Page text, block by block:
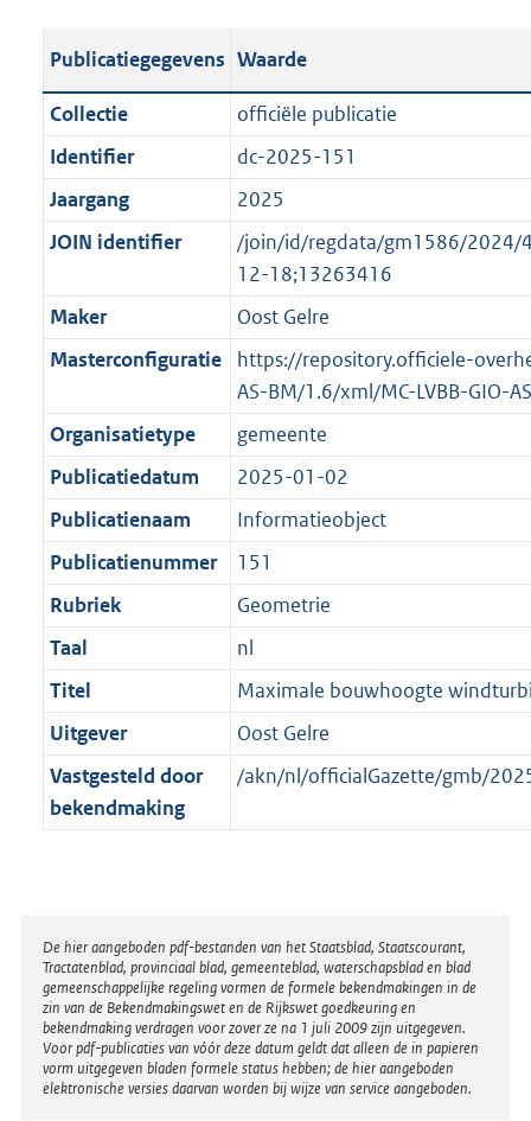
l
c
a
t
i
e
n
f
o
m
a
a
t
o
t
e
:
2
K
b
i
c
a
t
i
i
n
f
r
m
a
a
t
o
t
t
e
:
o
b
e
k
n
d
t
a
n
d
g
r
o
o
t
t
e
:
2
K
b
Publicatiegegevens Waarde
Collectie
officiële publicatie
Identifier
dc-2025-151
Jaargang
2025
JOIN identifier
/join/id/regdata/gm1586/2024/
12-18;13263416
Maker
Oost Gelre
Masterconfiguratie
https://repository.officiele-
AS-BM/1.6/xml/MC-LVBB-GIO-
Organisatietype
gemeente
Publicatiedatum
2025-01-02
Publicatienaam
Informatieobject
Publicatienummer
151
Rubriek
Geometrie
Taal
nl
Titel
Maximale bouwhoogte
Uitgever
Oost Gelre
Vastgesteld door
bekendmaking
/akn/nl/officialGazette/gmb/
Disclaimer
De hier aangeboden pdf-bestanden van het Staatsblad, Staatscourant,
Tractatenblad, provinciaal blad, gemeenteblad, waterschapsblad en blad
gemeenschappelijke regeling vormen de formele bekendmakingen in de
zin van de Bekendmakingswet en de Rijkswet goedkeuring en
bekendmaking verdragen voor zover ze na 1 juli 2009 zijn uitgegeven.
Voor pdf-publicaties van vóór deze datum geldt dat alleen de in papieren
vorm uitgegeven bladen formele status hebben; de hier aangeboden
elektronische versies daarvan worden bij wijze van service aangeboden.